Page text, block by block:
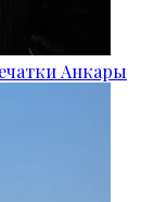
Анкары